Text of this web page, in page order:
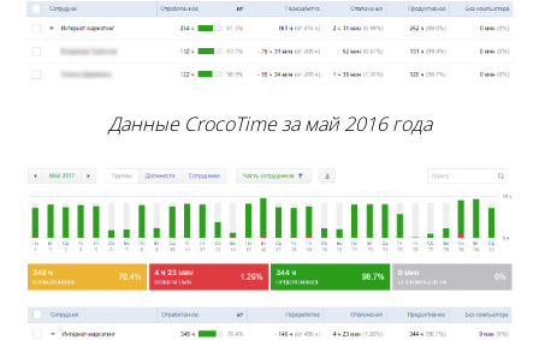
Данные CrocoTime за май 2016 года